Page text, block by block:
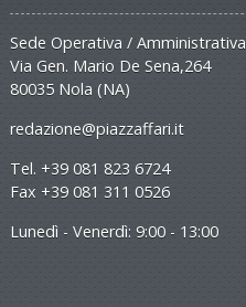
Sede Operativa / Amministrativa
Via Gen. Mario De Sena,264
80035 Nola (NA)
redazione@piazzaffari.it
Tel. +39 081 823 6724
Fax +39 081 311 0526
Lunedì - Venerdì: 9:00 - 13:00